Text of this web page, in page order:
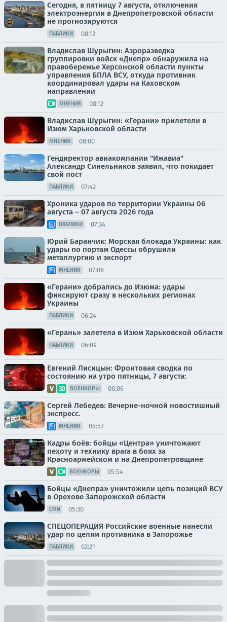
Сегодня, в пятницу 7 августа, отключения
электроэнергии в Днепропетровской области
не прогнозируются
ПАБЛИКИ 08:12
Владислав Шурыгин: Аэроразведка
группировки войск «Днепр» обнаружила на
правобережье Херсонской области пункты
управления БПЛА ВСУ, откуда противник
координировал удары на Каховском
направлении
МНЕНИЯ 08:12
Владислав Шурыгин: «Герани» прилетели в
Изюм Харьковской области
МНЕНИЯ 08:00
Гендиректор авиакомпании "Ижавиа"
Александр Синельников заявил, что покидает
свой пост
ПАБЛИКИ 07:42
Хроника ударов по территории Украины 06
августа – 07 августа 2026 года
ПАБЛИКИ 07:34
Юрий Баранчик: Морская блокада Украины: как
удары по портам Одессы обрушили
металлургию и экспорт
МНЕНИЯ 07:06
«Герани» добрались до Изюма: удары
фиксируют сразу в нескольких регионах
Украины
ПАБЛИКИ 06:24
«Герань» залетела в Изюм Харьковской области
ПАБЛИКИ 06:09
Евгений Лисицын: Фронтовая сводка по
состоянию на утро пятницы, 7 августа:
ВОЕНКОРЫ 06:06
Сергей Лебедев: Вечерне-ночной новостишный
экспресс.
МНЕНИЯ 05:57
Кадры боёв: бойцы «Центра» уничтожают
пехоту и технику врага в боях за
Красноармейском и на Днепропетровщине
ВОЕНКОРЫ 05:54
Бойцы «Днепра» уничтожили цепь позиций ВСУ
в Орехове Запорожской области
СМИ 05:30
СПЕЦОПЕРАЦИЯ Российские военные нанесли
удар по целям противника в Запорожье
ПАБЛИКИ 02:21